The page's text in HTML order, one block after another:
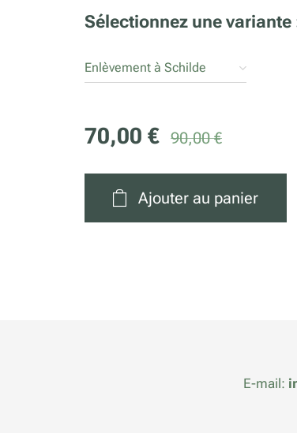
Sélectionnez une variante
Enlèvement à Schilde
70,00 € 90,00€
Ajouter au panier
E-mail: